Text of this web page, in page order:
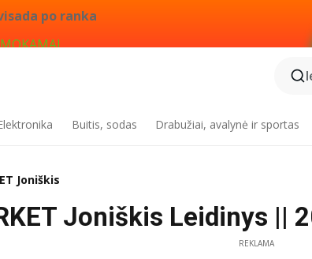
po ranka
Buitis, sodas Drabužiai, avalynė ir sportas
Joniškis
Joniškis Leidinys ||
REKLAMA